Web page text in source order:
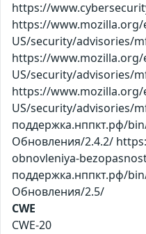
https://
https://www.mozilla.org/
US/security/advisories/
https://www.mozilla.org/
US/security/advisories/
https://www.mozilla.org/
US/security/advisories/
поддержка.нппкт.рф/
Обновления/2.4.2/
obnovleniya-
поддержка.нппкт.рф/
Обновления/2.5/
CWE
CWE-20